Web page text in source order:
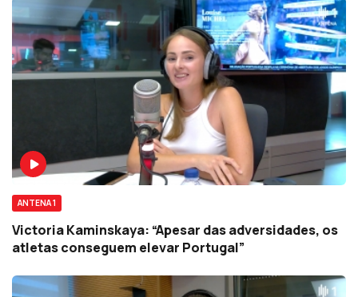
ANTENA 1
Victoria Kaminskaya: “Apesar das adversidades, os
atletas conseguem elevar Portugal”